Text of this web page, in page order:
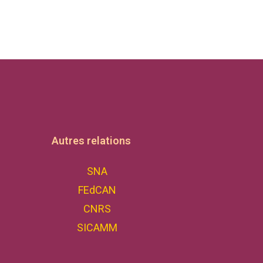
Autres relations
SNA
FEdCAN
CNRS
SICAMM